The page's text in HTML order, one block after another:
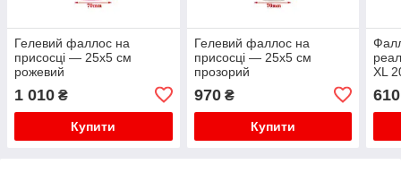
Гелевий фаллос на
присосці — 25х5 см
рожевий
1 010 ₴
Купити
Гелевий фаллос на
присосці — 25х5 см
прозорий
970₴
Купити
XL
610